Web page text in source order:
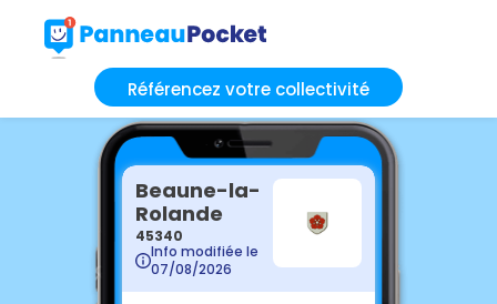
Référencez votre collectivité
Beaune-la-
Rolande
45340
Info modifiée le
07/08/2026